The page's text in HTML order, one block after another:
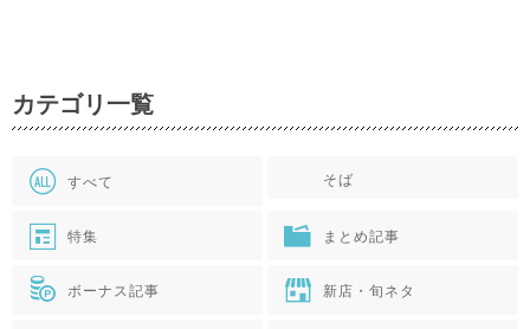
カテゴリ一覧
すべて そば
特集 まとめ記事
ボーナス記事 新店・旬ネタ